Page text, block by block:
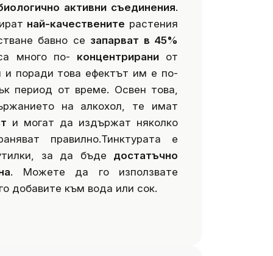
активни съединения.
най-качествените растения
бавно се запарват в 45%
много по- концентрираниот
и поради това ефектът им е по-
период от време. Освен това,
на алкохол, те имат
и могат да издържат няколко
правилно.Тинктурата е
за да бъде достатъчно
. Можете да го използвате
добавите към вода или сок.